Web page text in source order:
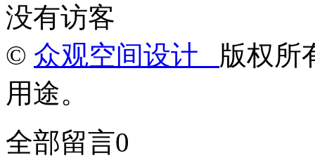
没有访客
© 众观空间设计 版权所
用途。
全部留言0